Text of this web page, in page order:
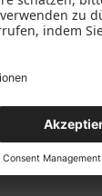
Feinstruktur |
Ornamentglas
mm |